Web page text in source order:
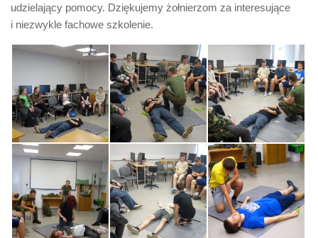
udzielający pomocy. Dziękujemy żołnierzom za interesujące
i niezwykle fachowe szkolenie.